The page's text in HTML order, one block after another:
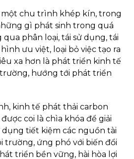
một chu trình khép kín, trong
gì phát sinh trong quá
phân loại, tái sử dụng, tái
ưu việt, loại bỏ việc tạo ra
xa hơn là phát triển kinh tế
trường, hướng tới phát triển
kinh tế phát thải carbon
coi là chìa khóa để giải
tiết kiệm các nguồn tài
trường, ứng phó với biến đổi
triển bền vững, hài hòa lợi